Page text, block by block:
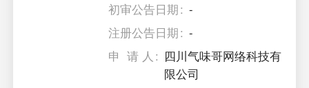
初审公告日期
-
注册公告日期
-
申 请 人
四川气味哥网络科技有
限公司